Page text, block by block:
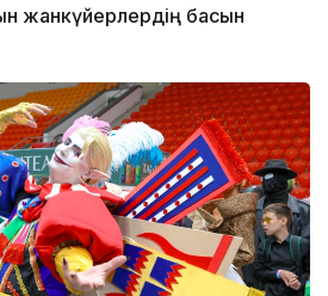
жанкүйерлердің басын